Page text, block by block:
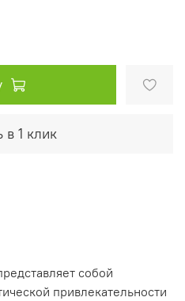
в 1 клик
собой
привлекательности